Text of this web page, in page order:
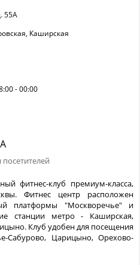
55А
Каширская
- 00:00
фитнес-клуб премиум-класса,
Фитнес центр расположен
платформы "Москворечье" и
станции метро - Каширская,
Клуб удобен для посещения
Сабурово, Царицыно, Орехово-